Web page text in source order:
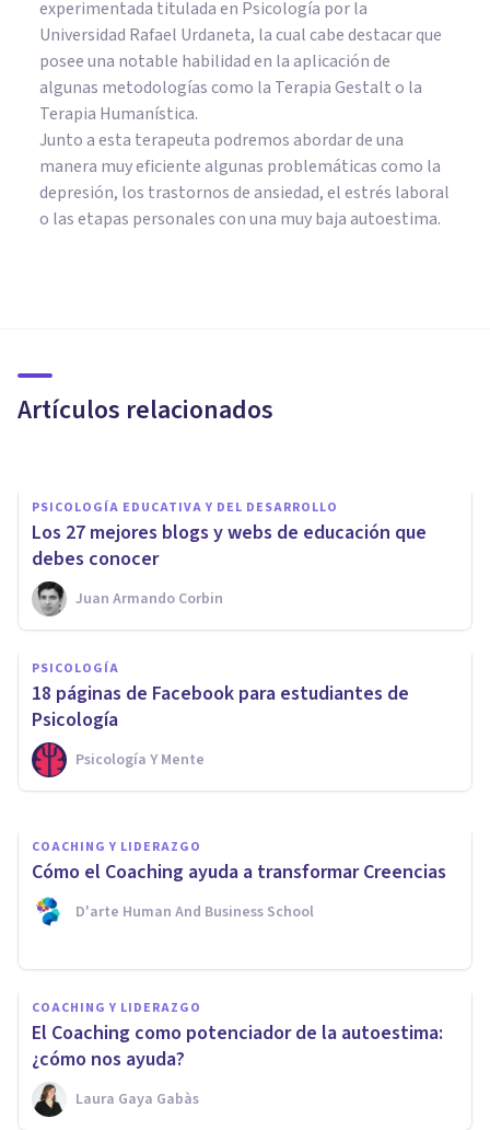
experimentada titulada en Psicología por la
Universidad Rafael Urdaneta, la cual cabe destacar que
posee una notable habilidad en la aplicación de
algunas metodologías como la Terapia Gestalt o la
Terapia Humanística.
Junto a esta terapeuta podremos abordar de una
manera muy eficiente algunas problemáticas como la
depresión, los trastornos de ansiedad, el estrés laboral
o las etapas personales con una muy baja autoestima.
Artículos relacionados
expansión
PSICOLOGÍA EDUCATIVA Y DEL DESARROLLO
Los 27 mejores blogs y webs de educación que
debes conocer
Juan Armando Corbin
PSICOLOGÍA
​18 páginas de Facebook para estudiantes de
Psicología
Psicología Y Mente
Por qué negar nuestros
problemas es la peor solución
Javi Soriano
COACHING Y LIDERAZGO
Cómo el Coaching ayuda a transformar Creencias
D'arte Human And Business School
COACHING Y LIDERAZGO
El Coaching como potenciador de la autoestima:
¿cómo nos ayuda?
Laura Gaya Gabàs